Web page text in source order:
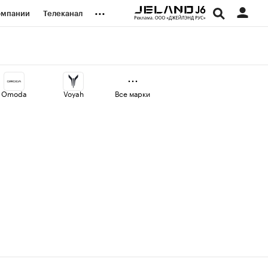
Телеканал ...
Omoda Voyah Все марки